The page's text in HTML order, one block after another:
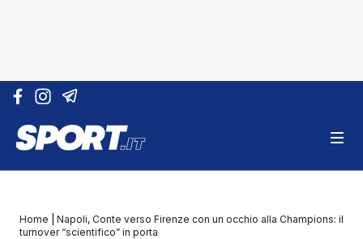
Vai al contenuto
Home
Napoli, Conte verso Firenze con un occhio alla Champions: il
turnover “scientifico” in porta